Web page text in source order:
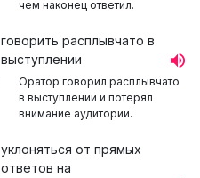
чем наконец ответил.
говорить расплывчато в
выступлении
Оратор говорил расплывчато
в выступлении и потерял
внимание аудитории.
уклоняться от прямых
ответов на